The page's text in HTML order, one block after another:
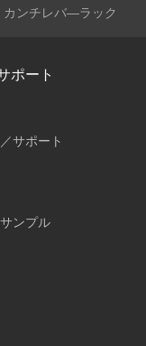
カンチレバ―ラック
ポート
サポート
ンプル